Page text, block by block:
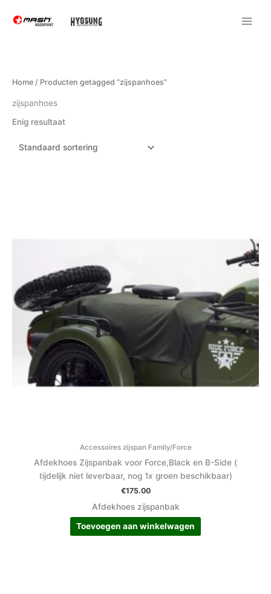
naar
Home / Producten getagged “zijspanhoes”
zijspanhoes
Enig resultaat
Accessoires zijspan Family/Force
Afdekhoes Zijspanbak voor Force,Black en B-Side (
tijdelijk niet leverbaar, nog 1x groen beschikbaar)
€175.00
Afdekhoes zijspanbak
Toevoegen aan winkelwagen